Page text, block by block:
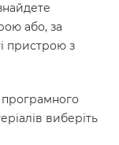
або, за
пристрою з
виберіть